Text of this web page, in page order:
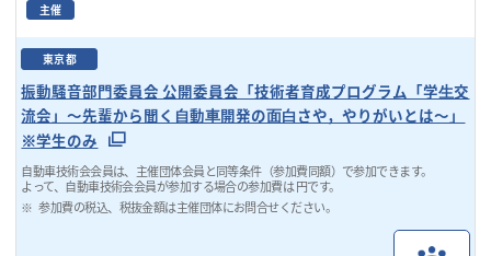
主催
東京都
振動騒音部門委員会 公開委員会「技術者育成プログラム「学⽣交
流会」〜先輩から聞く⾃動⾞開発の⾯⽩さや，やりがいとは〜」
※学生のみ
自動車技術会会員は、主催団体会員と同等条件（参加費同額）で参加できます。
よって、自動車技術会会員が参加する場合の参加費は 円です。
参加費の税込、税抜金額は主催団体にお問合せください。